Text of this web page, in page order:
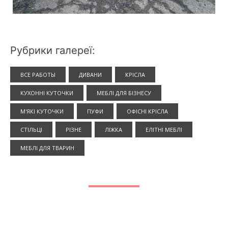
Рубрики галереї:
ВСЕ РАБОТЫ ДИВАНИ КРІСЛА
КУХОННІ КУТОЧКИ МЕБЛІ ДЛЯ БІЗНЕСУ
М'ЯКІ КУТОЧКИ ПУФИ ОФІСНІ КРІСЛА
СТІЛЬЦІ РІЗНЕ ЛІЖКА ЕЛІТНІ МЕБЛІ
МЕБЛІ ДЛЯ ТВАРИН